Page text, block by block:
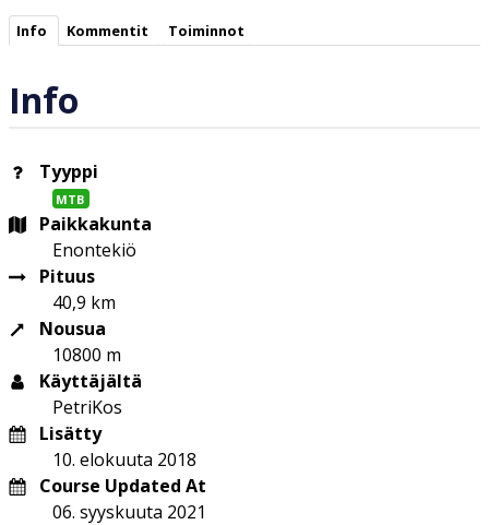
Info Kommentit Toiminnot
Info
Tyyppi
MTB
Paikkakunta
Enontekiö
Pituus
40,9 km
Nousua
10800 m
Käyttäjältä
PetriKos
Lisätty
10. elokuuta 2018
Course Updated At
06. syyskuuta 2021